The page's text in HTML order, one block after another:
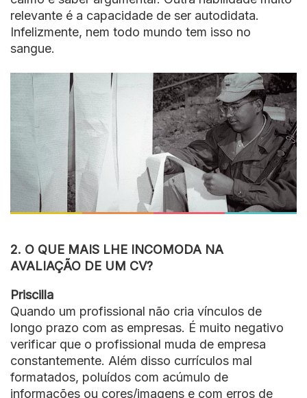
relevante é a capacidade de ser autodidata.
Infelizmente, nem todo mundo tem isso no
sangue.
2. O QUE MAIS LHE INCOMODA NA
AVALIAÇÃO DE UM CV?
Priscilla
Quando um profissional não cria vínculos de
longo prazo com as empresas. É muito negativo
verificar que o profissional muda de empresa
constantemente. Além disso currículos mal
formatados, poluídos com acúmulo de
informações ou cores/imagens e com erros de